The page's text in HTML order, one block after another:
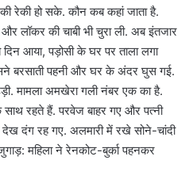
रेकी हो सके. कौन कब कहां जाता है.
लॉकर की चाबी भी चुरा ली. अब इंतजार
आया, पड़ोसी के घर पर ताला लगा
बरसाती पहनी और घर के अंदर घुस गई.
मामला अमखेरा गली नंबर एक का है.
रहते हैं. परवेज बाहर गए और पत्नी
दंग रह गए. अलमारी में रखे सोने-चांदी
महिला ने रेनकोट-बुर्का पहनकर